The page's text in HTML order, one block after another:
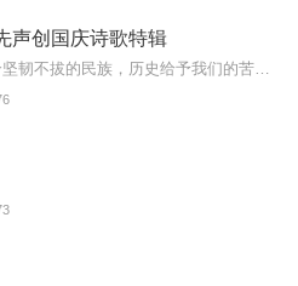
声创国庆诗歌特辑